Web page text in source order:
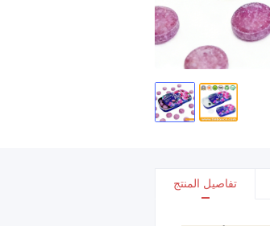
تفاصيل المنتج